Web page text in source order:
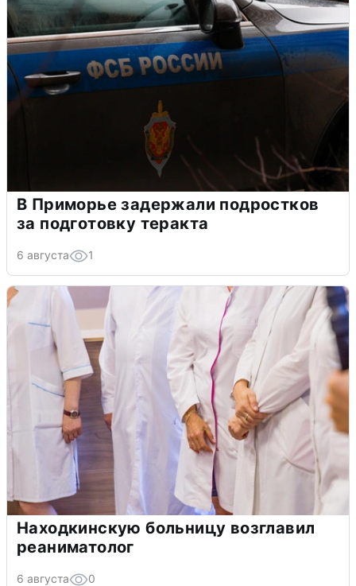
В Приморье задержали подростков
за подготовку теракта
6 августа 1
Находкинскую больницу возглавил
реаниматолог
6 августа 0